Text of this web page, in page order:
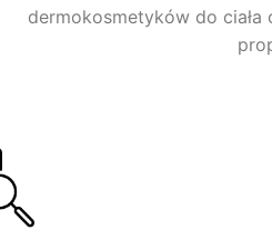
dermokosmetyków do